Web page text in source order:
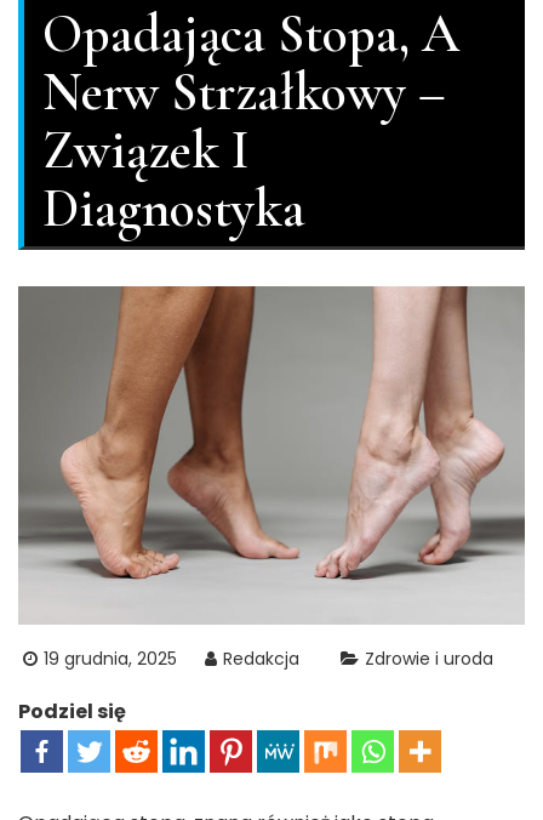
Opadająca Stopa, A
Nerw Strzałkowy –
Związek I
Diagnostyka
19 grudnia, 2025 Redakcja Zdrowie i uroda
Podziel się